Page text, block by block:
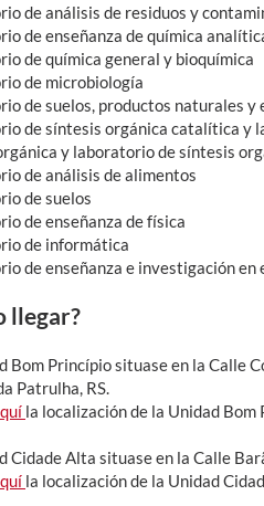
de análisis de residuos y
de enseñanza de química
de química general y bioquímica
de microbiología
de suelos, productos naturales y
de síntesis orgánica catalítica y
y laboratorio de síntesis
de análisis de alimentos
de suelos
de enseñanza de física
de informática
de enseñanza e investigación en
llegar?
Bom Princípio situase en la Calle
Patrulha, RS.
la localización de la Unidad Bom
Cidade Alta situase en la Calle
la localización de la Unidad